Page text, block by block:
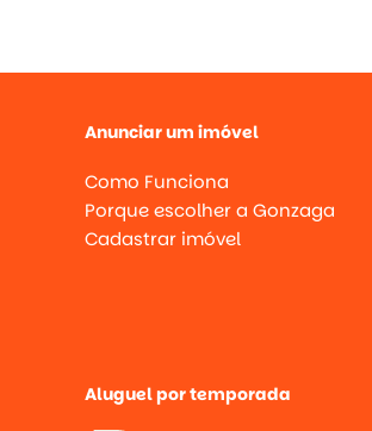
Anunciar um imóvel
Como Funciona
Porque escolher a Gonzaga
Cadastrar imóvel
Aluguel por temporada